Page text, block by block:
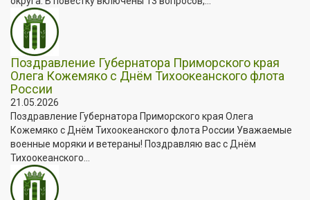
Поздравление Губернатора Приморского края
Олега Кожемяко с Днём Тихоокеанского флота
России
21.05.2026
Поздравление Губернатора Приморского края Олега
Кожемяко с Днём Тихоокеанского флота России Уважаемые
военные моряки и ветераны! Поздравляю вас с Днём
Тихоокеанского...